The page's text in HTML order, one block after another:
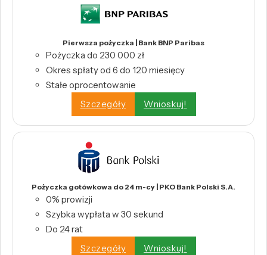
Pierwsza pożyczka | Bank BNP Paribas
Pożyczka do 230 000 zł
Okres spłaty od 6 do 120 miesięcy
Stałe oprocentowanie
Szczegóły
Wnioskuj!
Pożyczka gotówkowa do 24 m-cy | PKO Bank Polski S.A.
0% prowizji
Szybka wypłata w 30 sekund
Do 24 rat
Szczegóły
Wnioskuj!